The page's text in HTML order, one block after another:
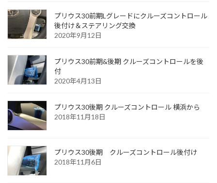
プリウス30前期Lグレードにクルーズコントロール
後付け＆ステアリング交換
2020年9月12日
プリウス30前期&後期 クルーズコントロールを後
付
2020年4月13日
プリウス30後期 クルーズコントロール 横浜から
2018年11月18日
プリウス30後期 クルーズコントロール後付け
2018年11月6日